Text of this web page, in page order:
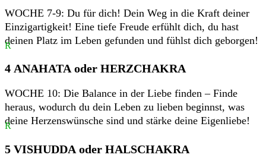
WOCHE 7-9: Du für dich! Dein Weg in die Kraft deiner
Einzigartigkeit! Eine tiefe Freude erfühlt dich, du hast
deinen Platz im Leben gefunden und fühlst dich geborgen!
R
4 ANAHATA oder HERZCHAKRA
WOCHE 10: Die Balance in der Liebe finden – Finde
heraus, wodurch du dein Leben zu lieben beginnst, was
deine Herzenswünsche sind und stärke deine Eigenliebe!
R
5 VISHUDDA oder HALSCHAKRA